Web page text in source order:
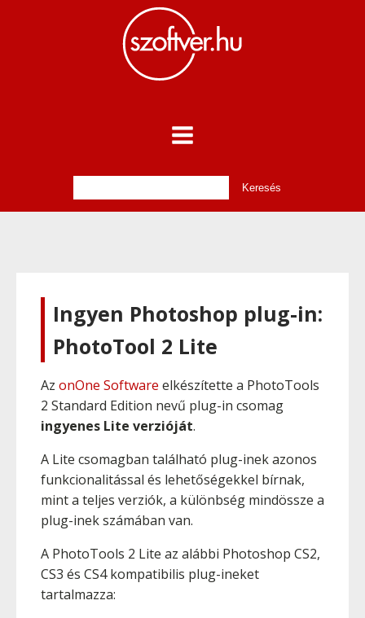
Ingyen Photoshop plug-in:
PhotoTool 2 Lite
Az onOne Software elkészítette a PhotoTools
2 Standard Edition nevű plug-in csomag
ingyenes Lite verzióját.
A Lite csomagban található plug-inek azonos
funkcionalitással és lehetőségekkel bírnak,
mint a teljes verziók, a különbség mindössze a
plug-inek számában van.
A PhotoTools 2 Lite az alábbi Photoshop CS2,
CS3 és CS4 kompatibilis plug-ineket
tartalmazza: